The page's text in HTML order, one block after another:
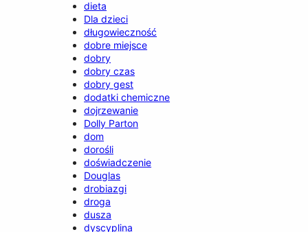
dieta
Dla dzieci
długowieczność
dobre miejsce
dobry
dobry czas
dobry gest
dodatki chemiczne
dojrzewanie
Dolly Parton
dom
dorośli
doświadczenie
Douglas
drobiazgi
droga
dusza
dyscyplina